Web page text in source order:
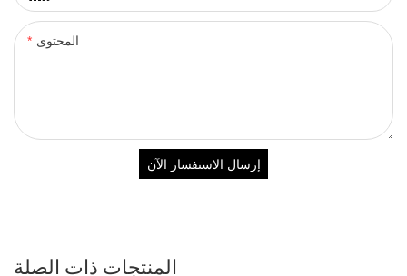
المحتوى
إرسال الاستفسار الآن
المنتجات ذات الصلة